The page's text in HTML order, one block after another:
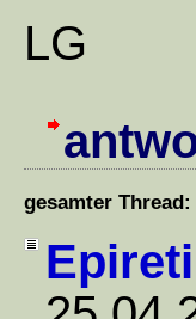
LG
gesamter Thread: